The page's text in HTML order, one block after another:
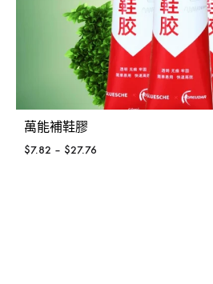
萬能補鞋膠
$7.82 – $27.76